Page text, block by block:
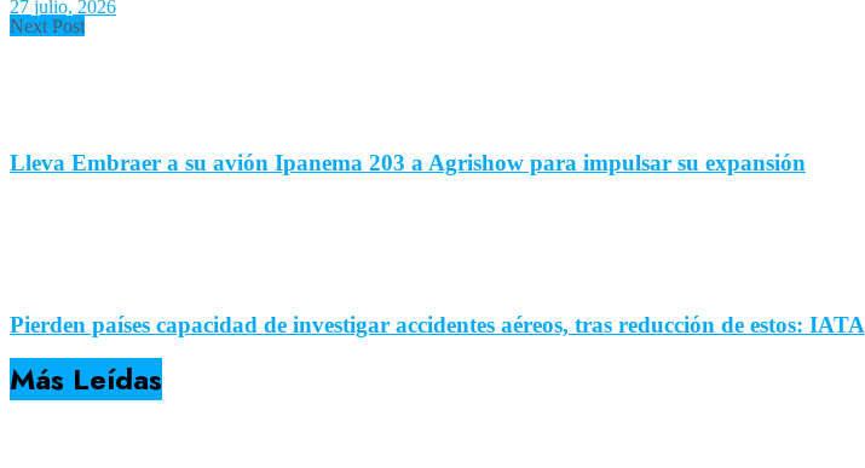
27 julio, 2026
Next Post
Lleva Embraer a su avión Ipanema 203 a Agrishow para impulsar su expansión
Pierden países capacidad de investigar accidentes aéreos, tras reducción de estos: IATA
Más Leídas